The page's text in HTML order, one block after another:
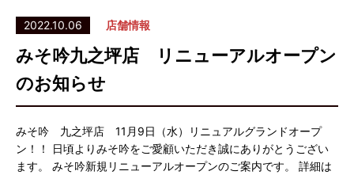
2022.10.06 店舗情報
みそ吟九之坪店 リニューアルオープン
のお知らせ
みそ吟 九之坪店 11月9日（水）リニュアルグランドオープ
ン！！ 日頃よりみそ吟をご愛顧いただき誠にありがとうござい
ます。 みそ吟新規リニューアルオープンのご案内です。 詳細は